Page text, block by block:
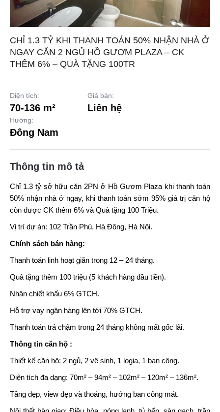
CHỈ 1.3 TỶ KHI THANH TOÁN 50% NHẬN NHÀ Ở
NGAY CĂN 2 NGỦ HỒ GƯƠM PLAZA – CK
THÊM 6% – QUÀ TẶNG 100TR
Diện tích:
70-136 m²
Giá bán:
Liên hệ
Hướng:
Đông Nam
Thông tin mô tả
Chỉ 1.3 tỷ sở hữu căn 2PN ở Hồ Gươm Plaza khi thanh toán
50% nhận nhà ở ngay, khi thanh toán sớm 95% giá trị căn hộ
còn được CK thêm 6% và Quà tặng 100 Triệu.
Vị trí dự án: 102 Trần Phú, Hà Đông, Hà Nội.
Chính sách bán hàng:
Thanh toán linh hoạt giãn trong 12 – 24 tháng.
Quà tặng thêm 100 triệu (5 khách hàng đầu tiền).
Nhận chiết khấu 6% GTCH.
Hỗ trợ vay ngân hàng lên tới 70% GTCH.
Thanh toán trả chậm trong 24 tháng không mất gốc lãi.
Thông tin căn hộ :
Thiết kế căn hộ: 2 ngủ, 2 vệ sinh, 1 logia, 1 ban công.
Diện tích đa dạng: 70m² – 94m² – 102m² – 120m² – 136m².
Tầng đẹp, view đẹp và thoáng, hướng ban công mát.